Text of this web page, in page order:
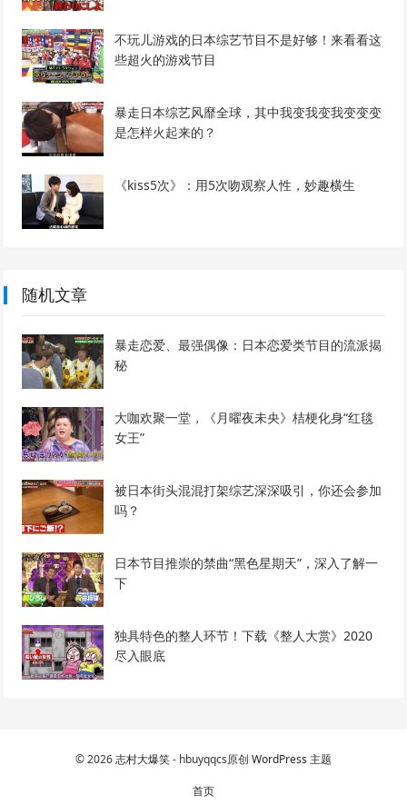
不玩儿游戏的日本综艺节目不是好够！来看看这
些超火的游戏节目
暴走日本综艺风靡全球，其中我变我变我变变变
是怎样火起来的？
《kiss5次》：用5次吻观察人性，妙趣横生
随机文章
暴走恋爱、最强偶像：日本恋爱类节目的流派揭
秘
大咖欢聚一堂，《月曜夜未央》桔梗化身“红毯
女王”
被日本街头混混打架综艺深深吸引，你还会参加
吗？
日本节目推崇的禁曲“黑色星期天”，深入了解一
下
独具特色的整人环节！下载《整人大赏》2020
尽入眼底
© 2026志村大爆笑- hbuyqqcs原创 WordPress 主题
首页